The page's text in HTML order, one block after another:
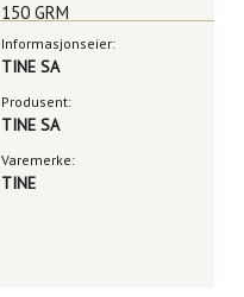
150 GRM
Informasjonseier:
TINE SA
Produsent:
TINE SA
Varemerke:
TINE